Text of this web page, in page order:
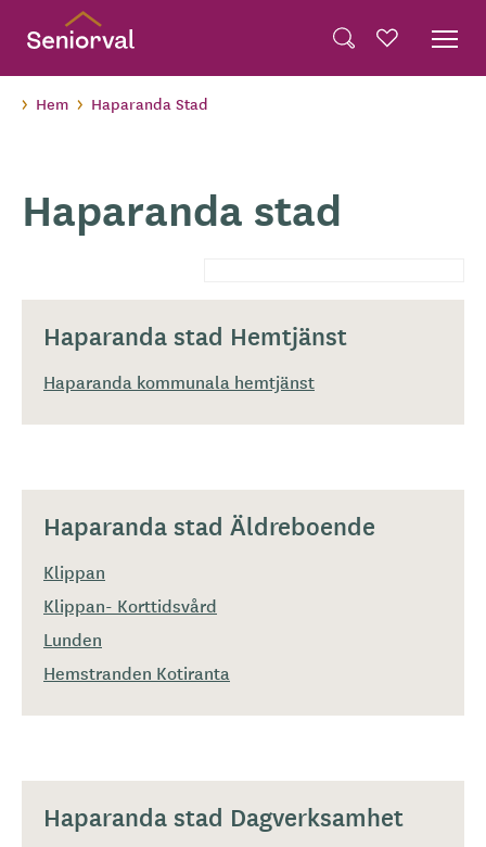
Hem Haparanda Stad
Haparanda stad
Haparanda stad Hemtjänst
Haparanda kommunala hemtjänst
Haparanda stad Äldreboende
Klippan
Klippan- Korttidsvård
Lunden
Hemstranden Kotiranta
Haparanda stad Dagverksamhet
Translate